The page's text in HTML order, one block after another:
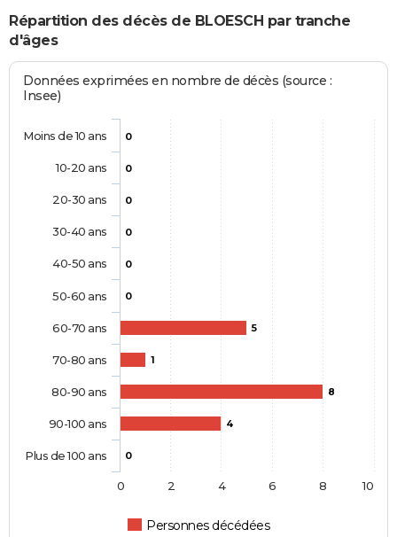
Répartition des décès de BLOESCH par tranche
d'âges
Données exprimées en nombre de décès (source :
Insee)
0
0
0
0
0
0
5
1
8
4
0
Personnes décédées
Moins de 10 ans
10-20 ans
20-30 ans
30-40 ans
40-50 ans
50-60 ans
60-70 ans
70-80 ans
80-90 ans
90-100 ans
Plus de 100 ans
0 2 4 6 8 10